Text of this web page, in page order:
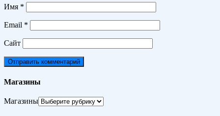
Имя *
Email *
Сайт
Магазины
Магазины